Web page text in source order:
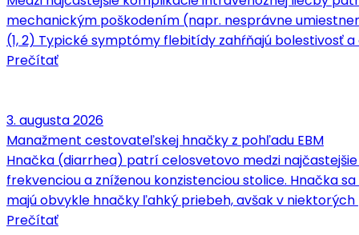
mechanickým poškodením (napr. nesprávne
(1, 2) Typické symptómy flebitídy zahŕňajú bolestivosť
Prečítať
3. augusta 2026
Manažment cestovateľskej hnačky z pohľadu EBM
Hnačka (diarrhea) patrí celosvetovo medzi
frekvenciou a zníženou konzistenciou stolice. Hnačka
majú obvykle hnačky ľahký priebeh, avšak v
Prečítať